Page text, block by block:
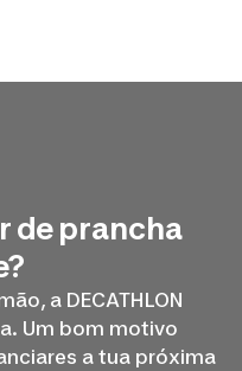
de prancha
a DECATHLON
Um bom motivo
a tua próxima